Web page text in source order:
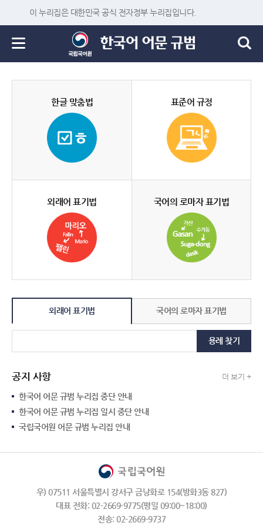
이 누리집은 대한민국 공식 전자정부 누리집입니다.
한글 맞춤법 표준어 규정
외래어 표기법 국어의 로마자 표기법
외래어 표기법 국어의 로마자 표기법
용례 찾기
공지 사항 더 보기 +
한국어 어문 규범 누리집 중단 안내
한국어 어문 규범 누리집 일시 중단 안내
국립국어원 어문 규범 누리집 안내
우) 07511 서울특별시 강서구 금낭화로 154(방화3동 827)
대표 전화: 02-2669-9775(평일 09:00~18:00)
전송: 02-2669-9737